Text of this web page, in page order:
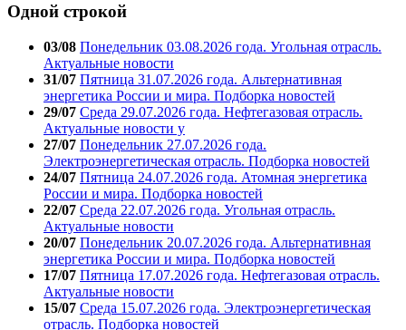
Одной строкой
03/08 Понедельник 03.08.2026 года. Угольная отрасль.
Актуальные новости
31/07 Пятница 31.07.2026 года. Альтернативная
энергетика России и мира. Подборка новостей
29/07 Среда 29.07.2026 года. Нефтегазовая отрасль.
Актуальные новости у
27/07 Понедельник 27.07.2026 года.
Электроэнергетическая отрасль. Подборка новостей
24/07 Пятница 24.07.2026 года. Атомная энергетика
России и мира. Подборка новостей
22/07 Среда 22.07.2026 года. Угольная отрасль.
Актуальные новости
20/07 Понедельник 20.07.2026 года. Альтернативная
энергетика России и мира. Подборка новостей
17/07 Пятница 17.07.2026 года. Нефтегазовая отрасль.
Актуальные новости
15/07 Среда 15.07.2026 года. Электроэнергетическая
отрасль. Подборка новостей